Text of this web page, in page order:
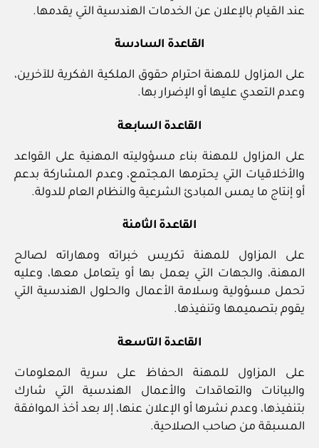
عند القيام بالإعلان عن الخدمات الهندسية التي يقدمها.
القاعدة السادسة
على المزاول للمهنة احترام حقوق الملكية الفكرية للآخرين،
وعدم التعدي عليها أو الإضرار بها.
القاعدة السابعة
على المزاول للمهنة بناء مسؤوليته المهنية على القواعد
والأخلاقيات التي يحترمها المجتمع، وعدم المشاركة بدعم
أو إنتاج ما يمس المبادئ الشرعية والنظام العام للدولة.
القاعدة الثامنة
على المزاول للمهنة تكريس خبراته ومهاراته لصالح
المهنة، والجهات التي يعمل بها أو يتعامل معها، وعليه
تحمل مسؤولية وسلامة الأعمال والحلول الهندسية التي
يقوم بتصميمها وتنفيذها.
القاعدة التاسعة
على المزاول للمهنة الحفاظ على سرية المعلومات
والبيانات والتعاقدات والأعمال الهندسية التي شارك
بتنفيذها، وعدم نشرها أو الإعلان عنها، إلا بعد أخذ الموافقة
المسبقة من صاحب الصلاحية.